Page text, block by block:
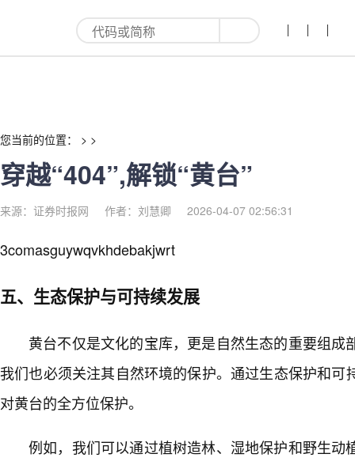
穿越“404”,解锁“黄台”-红利来
您当前的位置： > >
穿越“404”,解锁“黄台”
来源：证券时报网 作者：刘慧卿 2026-04-07 02:56:31
3comasguywqvkhdebakjwrt
五、生态保护与可持续发展
黄台不仅是文化的宝库，更是自然生态的重要组成
我们也必须关注其自然环境的保护。通过生态保护和可
对黄台的全方位保护。
例如，我们可以通过植树造林、湿地保护和野生动